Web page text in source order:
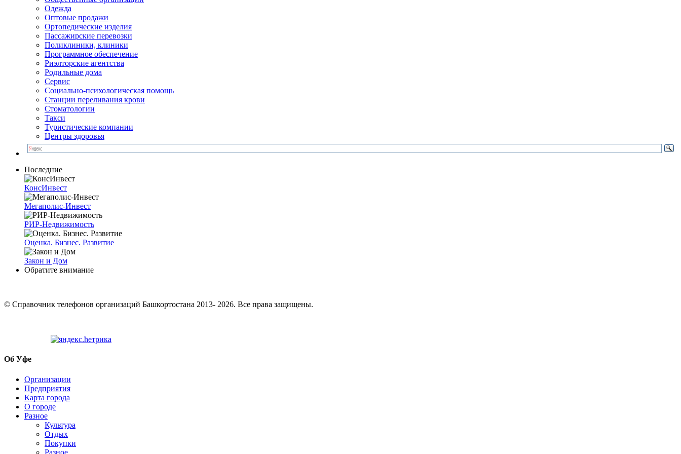
Одежда
Оптовые продажи
Ортопедические изделия
Пассажирские перевозки
Поликлиники, клиники
Программное обеспечение
Риэлторские агентства
Родильные дома
Сервис
Социально-психологическая помощь
Станции переливания крови
Стоматологии
Такси
Туристические компании
Центры здоровья
Последние
КонсИнвест
Мегаполис-Инвест
РИР-Недвижимость
Оценка. Бизнес. Развитие
Закон и Дом
Обратите внимание
© Cправочник телефонов организаций Башкортостана 2013- 2026. Все права защищены.
Об Уфе
Организации
Предприятия
Карта города
О городе
Разное
Культура
Отдых
Покупки
Разное